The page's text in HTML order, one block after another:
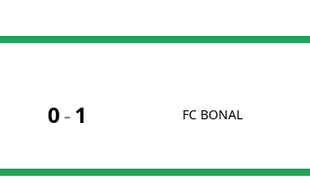
0-1 FC BONAL